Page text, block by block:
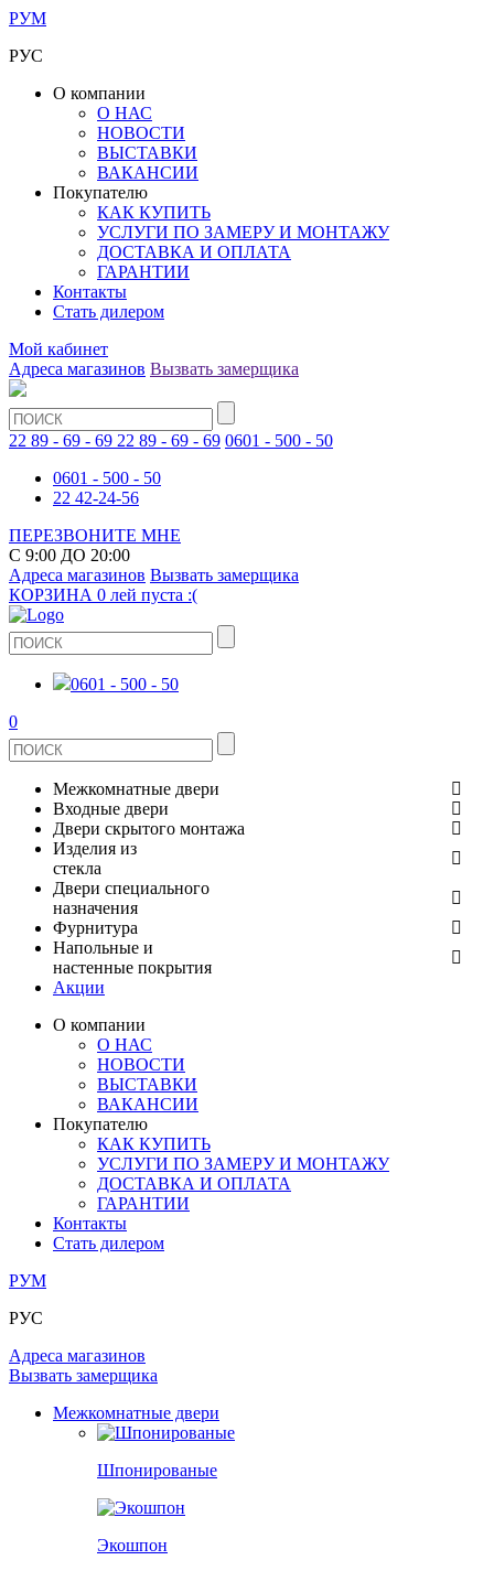
РУМ
РУС
О компании
О НАС
НОВОСТИ
ВЫСТАВКИ
ВАКАНСИИ
Покупателю
КАК КУПИТЬ
УСЛУГИ ПО ЗАМЕРУ И МОНТАЖУ
ДОСТАВКА И ОПЛАТА
ГАРАНТИИ
Контакты
Стать дилером
Мой кабинет
Адреса магазинов Вызвать замерщика
22 89 - 69 - 69 22 89 - 69 - 69 0601 - 500 - 50
0601 - 500 - 50
22 42-24-56
ПЕРЕЗВОНИТЕ МНЕ
С 9:00 ДО 20:00
Адреса магазинов Вызвать замерщика
КОРЗИНА 0 лей пуста :(
0601 - 500 - 50
0
Межкомнатные двери
ШПОНИРОВАНЫЕ
ЭКОШПОН
ЭМАЛЬ
ИЗ МАССИВА СОСНЫ
ИЗ МАССИВА ОЛЬХИ
РАСПРОДАЖА ОСТАТКОВ
ВСЕ ДВЕРИ
Входные двери
МЕТАЛЛИЧЕСКИЕ ДВЕРИ
В КВАРТИРУ
ДЛЯ ДОМА
Двери скрытого монтажа
СТЕКЛЯННЫЕ
ЗЕРКАЛЬНЫЕ
КЕРАМОГРАНИТ
ПОД ОБОИ И ПОКРАСКУ
Изделия из
стекла
ДВЕРИ
ДУШЕВЫЕ КАБИНЫ И ПЕРЕГОРОДКИ
РАЗДВИЖНЫЕ ПЕРЕГОРОДКИ
Двери специального
назначения
ПРОТИВОПОЖАРНЫЕ
Фурнитура
ДВЕРНЫЕ РУЧКИ
КОМПЛЕКТУЮЩИЕ
ОГРАНИЧИТЕЛИ
ПЕТЛИ
РАЗДВИЖНАЯ СИСТЕМА
Напольные и
настенные покрытия
СТЕНОВЫЕ ПАНЕЛИ
Акции
О компании
О НАС
НОВОСТИ
ВЫСТАВКИ
ВАКАНСИИ
Покупателю
КАК КУПИТЬ
УСЛУГИ ПО ЗАМЕРУ И МОНТАЖУ
ДОСТАВКА И ОПЛАТА
ГАРАНТИИ
Контакты
Стать дилером
РУМ
РУС
Адреса магазинов
Вызвать замерщика
Межкомнатные двери
Шпонированые
Экошпон